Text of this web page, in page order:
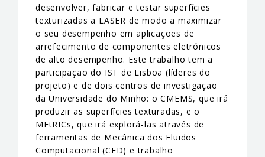
desenvolver, fabricar e testar superfícies
texturizadas a LASER de modo a maximizar
o seu desempenho em aplicações de
arrefecimento de componentes eletrónicos
de alto desempenho. Este trabalho tem a
participação do IST de Lisboa (líderes do
projeto) e de dois centros de investigação
da Universidade do Minho: o CMEMS, que irá
produzir as superfícies texturadas, e o
MEtRICs, que irá explorá-las através de
ferramentas de Mecânica dos Fluidos
Computacional (CFD) e trabalho